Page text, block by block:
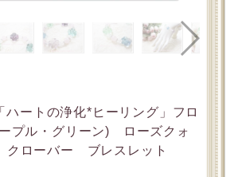
「ハートの浄化*ヒーリング」フロ
プル・グリーン) ローズクォ
ローバー ブレスレット